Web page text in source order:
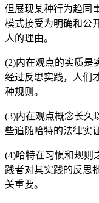
但展现某种行为趋同
模式接受为明确和公
人的理由。
(2)内在观点的实质是
经过反思实践，人们
种规则。
(3)内在观点概念长久
些追随哈特的法律实
(4)哈特在习惯和规则
践者对其实践的反思
关重要。